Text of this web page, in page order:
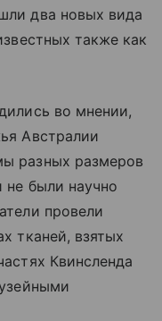
два новых вида
также как
во мнении,
Австралии
разных размеров
не были научно
провели
тканей, взятых
Квинсленда